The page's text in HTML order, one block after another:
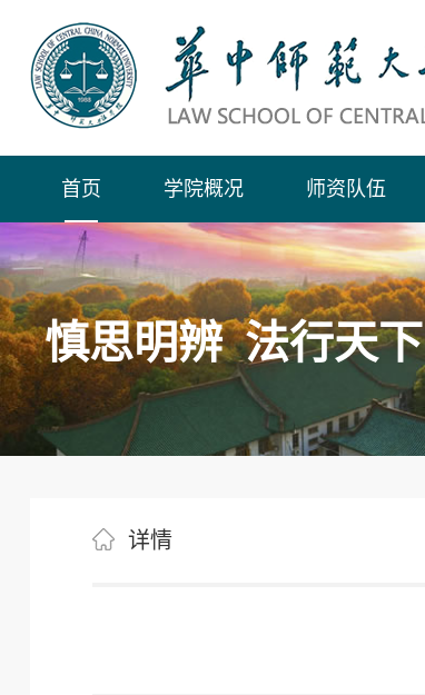
首页 学院概况 师资队伍
慎思明辨 法行天下
详情